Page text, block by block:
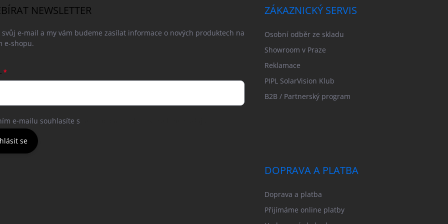
NEWSLETTER
svůj e-mail a my vám budeme zasílat informace o nových produktech na
e-shopu.
e-mailu souhlasíte s
se
ZÁKAZNICKÝ SERVIS
Osobní odběr ze skladu
Showroom v Praze
Reklamace
PIPL SolarVision Klub
B2B / Partnerský program
DOPRAVA A PLATBA
Doprava a platba
Přijímáme online platby